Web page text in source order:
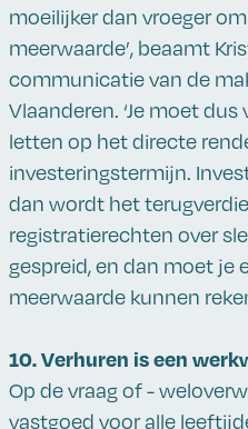
moeilijker dan vroeger
meerwaarde’, beaamt
communicatie van de
Vlaanderen. ‘Je moet
letten op het directe
investeringstermijn.
dan wordt het
registratierechten over
gespreid, en dan moet je
meerwaarde kunnen
10. Verhuren is een
Op de vraag of -
vastgoed voor alle